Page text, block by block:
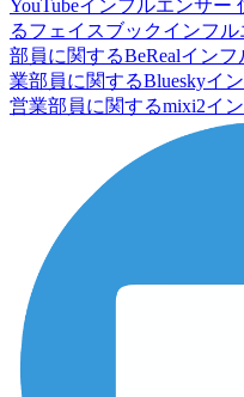
YouTubeインフルエンサー
るフェイスブックインフル
部員に関するBeRealイン
業部員に関するBlueskyイ
営業部員に関するmixi2イ